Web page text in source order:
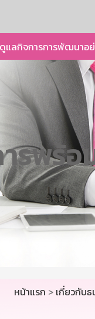
แลกิจการการพัฒนาอ
รพร้อ
หน้าแรก > เกี่ยวกับธ